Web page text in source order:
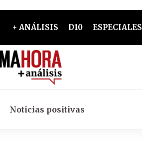
+ ANÁLISIS D10 ESPECIALES
Noticias positivas